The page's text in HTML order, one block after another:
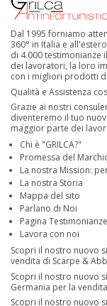
Dal 1995 forniamo
360° in Italia e
di 4.000 testimonianze
dei lavoratori, la loro
con i migliori prodotti
Qualità e Assistenza
Grazie ai nostri
diventeremo il tuo
maggior parte dei
Chi è "GRILCA?"
Promessa del
La nostra Mission:
La nostra Storia
Mappa del sito
Parlano di Noi
Pagina Testimonianze
Lavora con noi
Scopri il nostro nuovo
vendita di Scarpe &
Scopri il nostro nuovo
Germania per la
Scopri il nostro nuovo